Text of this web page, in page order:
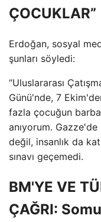
ÇOCUKLAR”
Erdoğan, sosyal
şunları söyledi:
“Uluslararası
Günü'nde, 7
fazla çocuğun
anıyorum.
değil, insanlık da
sınavı geçemedi.
BM'YE VE
ÇAĞRI: